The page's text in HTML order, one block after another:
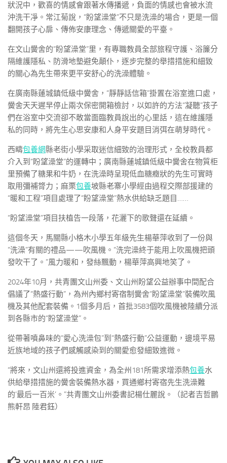
狀況中，歡喜的情感會跟著水傳播遞，負面的情感也會被水流
沖洗干凈。常江菊說，“盼望澡堂”不只是洗澡的場合，更是一個
翻開孩子心扉、傳佈安康理念、傳遞關愛的平臺。
在文山黌舍的“盼望澡堂”里，有專職教員全部旅程守護、浴簾分
隔維護隱私、防滑地墊避免顛仆，逐步完整的舉措措施和細致
的關心為先生帶來更平安舒心的洗澡體驗。
在廣南縣蓮城鎮低級中黌舍，“靜靜話信箱”掛置在浴室進口處，
黌舍天天遲早停止兩次保密開箱檢討，以如許的方法“凝聽”孩子
們在浴室中交流卻不敢當面臨教員說出的心里話，這在維護隱
私的同時，將先生心思安康和人身平安題目消弭在萌芽時代。
西疇包養網縣老街小學采取迷信細致的治理形式，全校教員都
介入到“盼望澡堂”的運轉中；廣南縣蓮城鎮低級中黌舍在物質柜
里預備了糖果和牛奶，在洗澡時呈現低血糖癥狀的先生可實時
取用彌補膂力；麻栗包養坡縣老寨小學經由過程交際部援建的
“暖和工程”項目處理了“盼望澡堂”熱水供給缺乏題目……
“盼望澡堂”項目扶植告一段落，花灑下的歌聲還在延續。
這個冬天，馬關縣小格木小學五年級先生楊華萍收到了一份與
“洗澡”有關的禮品——吹風機。“洗完澡終于能用上吹風機把頭
發吹干了。”風力暖和，發絲飄動，楊華萍高興地笑了。
2024年10月，共青團文山州委、文山州盼望公益辦事中間配合
倡議了“熱盛行動”，為州內鄉村寄宿制黌舍“盼望澡堂”裝備吹風
機及其他配套裝備。1個多月后，首批3583個吹風機被陸續分派
到各縣市的“盼望澡堂”。
從帶著噴鼻味的“愛心洗澡包”到“熱盛行動”公益運動，邊境平易
近族地域的孩子們感觸感染到的關愛愈發細致進微。
“將來，文山州還將投進資金，為全州181所需求增添熱包養水
供給舉措措施的黌舍裝備熱水器，買通鄉村寄宿先生洗澡難
的‘最后一百米’。”共青團文山州委書記楊仕麗說。（記者吉哲鵬
熊軒昂 陸君鈺）